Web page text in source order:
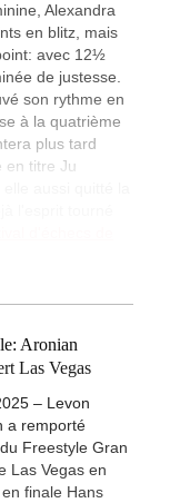
Alexandra
en blitz, mais
avec 12½
de justesse.
son rythme en
à la quatrième
plus tard
en titre Ju
Aronian
Las Vegas
– Levon
a remporté
Freestyle Gran
Las Vegas en
finale Hans